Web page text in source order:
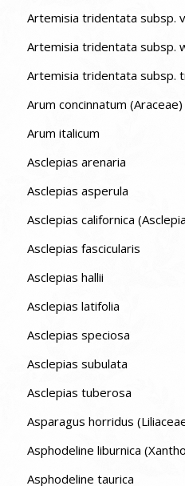
Artemisia tridentata subsp.
Artemisia tridentata subsp.
Arum concinnatum (Araceae)
Arum italicum
Asclepias arenaria
Asclepias asperula
Asclepias californica
Asclepias fascicularis
Asclepias hallii
Asclepias latifolia
Asclepias speciosa
Asclepias subulata
Asclepias tuberosa
Asparagus horridus
Asphodeline liburnica
Asphodeline taurica